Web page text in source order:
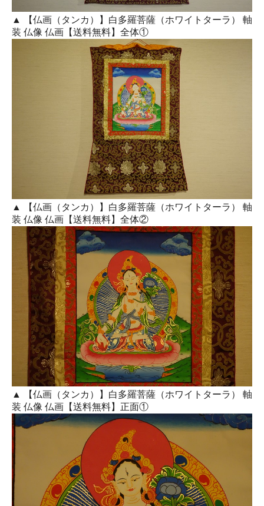
▲ 【仏画（タンカ）】白多羅菩薩（ホワイトターラ） 軸
装 仏像 仏画【送料無料】全体①
▲ 【仏画（タンカ）】白多羅菩薩（ホワイトターラ） 軸
装 仏像 仏画【送料無料】全体②
▲ 【仏画（タンカ）】白多羅菩薩（ホワイトターラ） 軸
装 仏像 仏画【送料無料】正面①